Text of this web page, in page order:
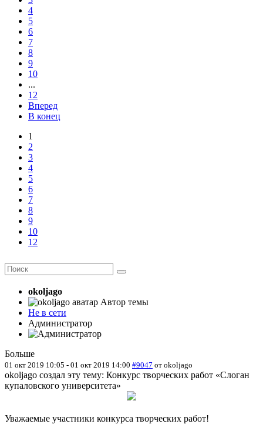
4
5
6
7
8
9
10
...
12
Вперед
В конец
1
2
3
4
5
6
7
8
9
10
12
okoljago
Автор темы
Не в сети
Администратор
Больше
01 окт 2019 10:05 - 01 окт 2019 14:00 #9047 от okoljago
okoljago создал эту тему: Конкурс творческих работ «Слоган
купаловского университета»
Уважаемые участники конкурса творческих работ!